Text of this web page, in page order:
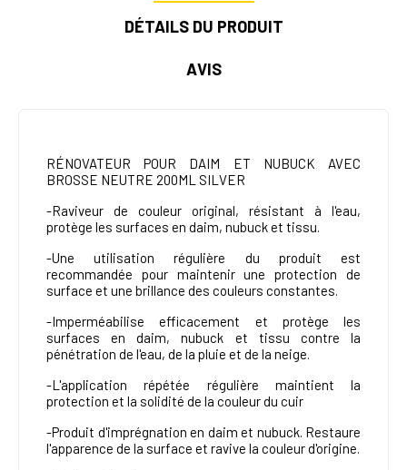
DÉTAILS DU PRODUIT
AVIS
RÉNOVATEUR POUR DAIM ET NUBUCK AVEC
BROSSE NEUTRE 200ML SILVER
-Raviveur de couleur original, résistant à l'eau,
protège les surfaces en daim, nubuck et tissu.
-Une utilisation régulière du produit est
recommandée pour maintenir une protection de
surface et une brillance des couleurs constantes.
-Imperméabilise efficacement et protège les
surfaces en daim, nubuck et tissu contre la
pénétration de l'eau, de la pluie et de la neige.
-L'application répétée régulière maintient la
protection et la solidité de la couleur du cuir
-Produit d'imprégnation en daim et nubuck. Restaure
l'apparence de la surface et ravive la couleur d'origine.